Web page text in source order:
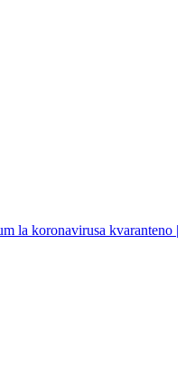
la koronavirusa kvaranteno |